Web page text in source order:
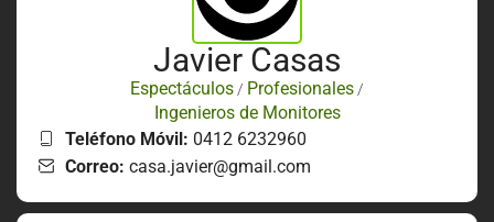
Javier Casas
Espectáculos / Profesionales /
Ingenieros de Monitores
Teléfono Móvil: 0412 6232960
Correo: casa.javier@gmail.com